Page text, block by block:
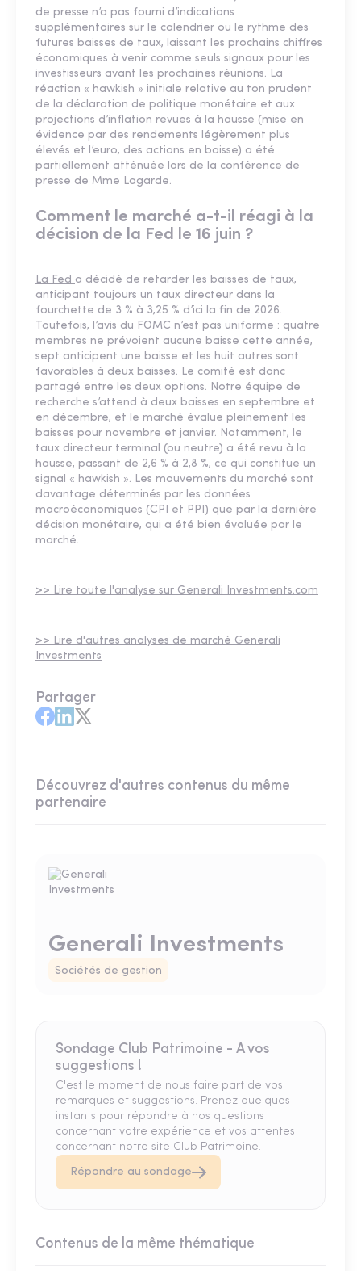
de presse n’a pas fourni d’indications
supplémentaires sur le calendrier ou le rythme des
futures baisses de taux, laissant les prochains chiffres
économiques à venir comme seuls signaux pour les
investisseurs avant les prochaines réunions. La
réaction « hawkish » initiale relative au ton prudent
de la déclaration de politique monétaire et aux
projections d’inﬂation revues à la hausse (mise en
évidence par des rendements légèrement plus
élevés et l’euro, des actions en baisse) a été
partiellement atténuée lors de la conférence de
presse de Mme Lagarde.
Comment le marché a-t-il réagi à la
décision de la Fed le 16 juin ?
La Fed a décidé de retarder les baisses de taux,
anticipant toujours un taux directeur dans la
fourchette de 3 % à 3,25 % d’ici la ﬁn de 2026.
Toutefois, l’avis du FOMC n’est pas uniforme : quatre
membres ne prévoient aucune baisse cette année,
sept anticipent une baisse et les huit autres sont
favorables à deux baisses. Le comité est donc
partagé entre les deux options. Notre équipe de
recherche s’attend à deux baisses en septembre et
en décembre, et le marché évalue pleinement les
baisses pour novembre et janvier. Notamment, le
taux directeur terminal (ou neutre) a été revu à la
hausse, passant de 2,6 % à 2,8 %, ce qui constitue un
signal « hawkish ». Les mouvements du marché sont
davantage déterminés par les données
macroéconomiques (CPI et PPI) que par la dernière
décision monétaire, qui a été bien évaluée par le
marché.
>> Lire toute l'analyse sur Generali Investments.com
>> Lire d'autres analyses de marché Generali
Investments
Partager
Découvrez d'autres contenus du même
partenaire
Generali Investments
Sociétés de gestion
Sondage Club Patrimoine - A vos
suggestions !
C'est le moment de nous faire part de vos
remarques et suggestions. Prenez quelques
instants pour répondre à nos questions
concernant votre expérience et vos attentes
concernant notre site Club Patrimoine.
Répondre au sondage
Contenus de la même thématique